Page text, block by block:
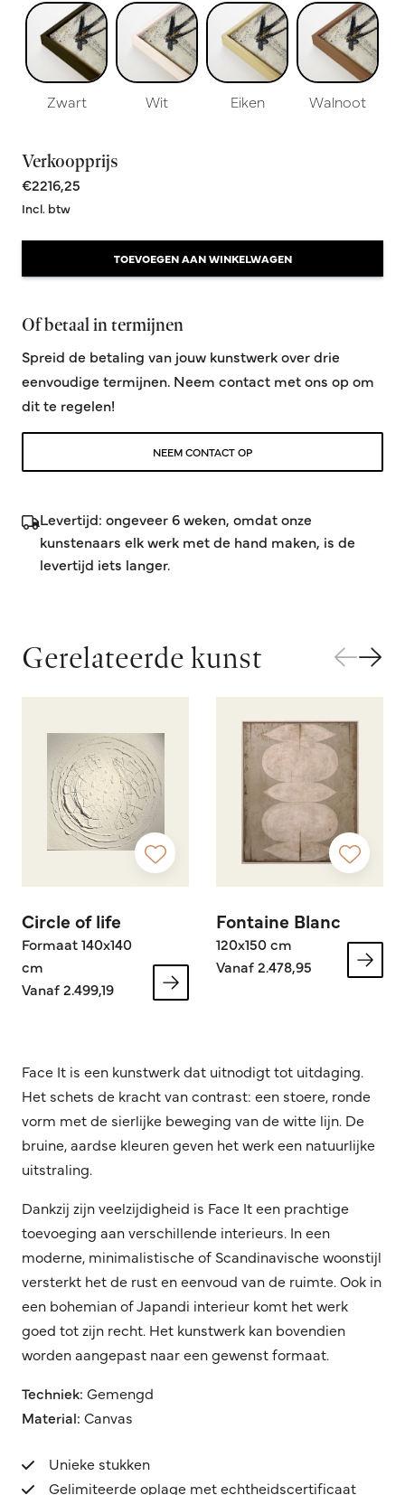
Zwart Wit Eiken Walnoot
Verkoopprijs
€2216,25
Incl. btw
TOEVOEGEN AAN WINKELWAGEN
Of betaal in termijnen
Spreid de betaling van jouw kunstwerk over drie
eenvoudige termijnen. Neem contact met ons op om
dit te regelen!
NEEM CONTACT OP
Levertijd: ongeveer 6 weken, omdat onze
kunstenaars elk werk met de hand maken, is de
levertijd iets langer.
Gerelateerde kunst
Circle of life
Formaat 140x140
cm
Vanaf 2.499,19
Fontaine Blanc
120x150 cm
Vanaf 2.478,95
Face It is een kunstwerk dat uitnodigt tot uitdaging.
Het schets de kracht van contrast: een stoere, ronde
vorm met de sierlijke beweging van de witte lijn. De
bruine, aardse kleuren geven het werk een natuurlijke
uitstraling.
Dankzij zijn veelzijdigheid is Face It een prachtige
toevoeging aan verschillende interieurs. In een
moderne, minimalistische of Scandinavische woonstijl
versterkt het de rust en eenvoud van de ruimte. Ook in
een bohemian of Japandi interieur komt het werk
goed tot zijn recht. Het kunstwerk kan bovendien
worden aangepast naar een gewenst formaat.
Techniek: Gemengd
Material: Canvas
Unieke stukken
Gelimiteerde oplage met echtheidscertificaat